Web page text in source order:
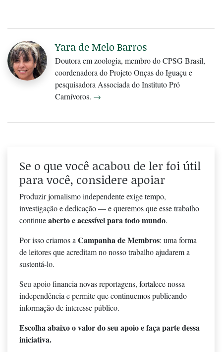
Yara de Melo Barros
Doutora em zoologia, membro do CPSG Brasil,
coordenadora do Projeto Onças do Iguaçu e
pesquisadora Associada do Instituto Pró
Carnívoros. →
Se o que você acabou de ler foi útil
para você, considere apoiar
Produzir jornalismo independente exige tempo,
investigação e dedicação — e queremos que esse trabalho
continueaberto e acessível para todo mundo.
Por isso criamos aCampanha de Membros: uma forma
de leitores que acreditam no nosso trabalho ajudarem a
sustentá-lo.
Seu apoio financia novas reportagens, fortalece nossa
independência e permite que continuemos publicando
informação de interesse público.
Escolha abaixo o valor do seu apoio e faça parte dessa
iniciativa.